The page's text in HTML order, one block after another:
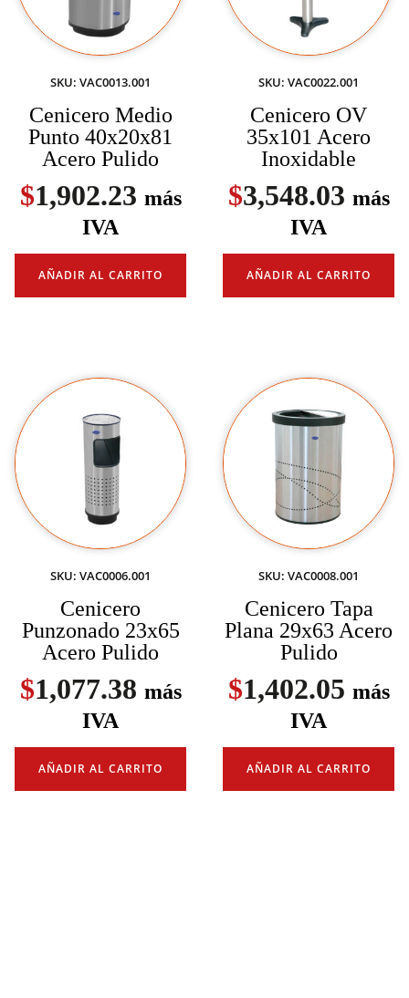
SKU: VAC0013.001
Cenicero Medio
Punto 40x20x81
Acero Pulido
$1,902.23 más
IVA
AÑADIR AL CARRITO
SKU: VAC0022.001
Cenicero OV
35x101 Acero
Inoxidable
$3,548.03 más
IVA
AÑADIR AL CARRITO
SKU: VAC0006.001
Cenicero
Punzonado 23x65
Acero Pulido
$1,077.38 más
IVA
AÑADIR AL CARRITO
SKU: VAC0008.001
Cenicero Tapa
Plana 29x63 Acero
Pulido
$1,402.05 más
IVA
AÑADIR AL CARRITO